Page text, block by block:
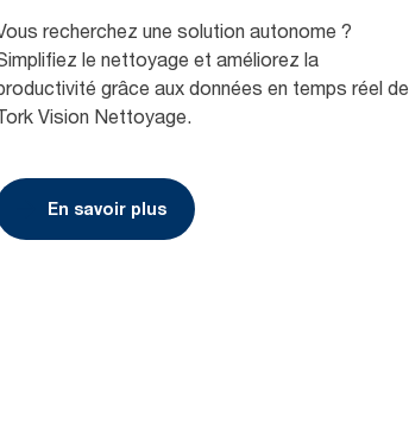
recherchez une solution autonome ?
le nettoyage et améliorez la
grâce aux données en temps réel de
Vision Nettoyage.
En savoir plus